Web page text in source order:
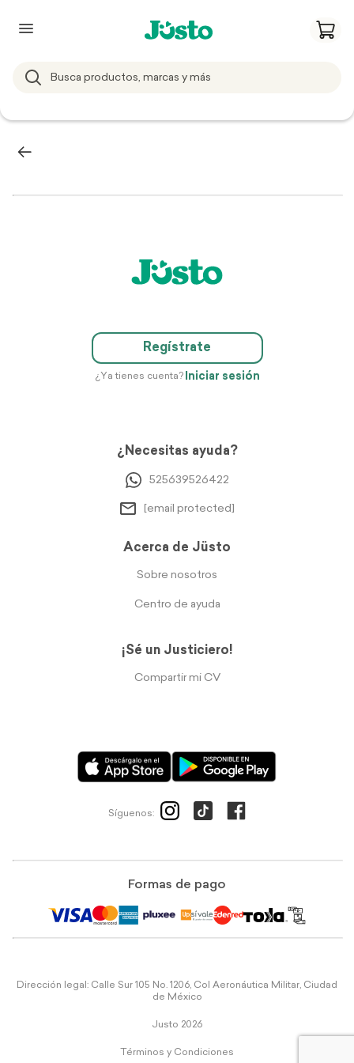
Regístrate
¿Ya tienes cuenta? Iniciar sesión
¿Necesitas ayuda?
525639526422
[email protected]
Acerca de Jüsto
Sobre nosotros
Centro de ayuda
¡Sé un Justiciero!
Compartir mi CV
Síguenos:
Formas de pago
Dirección legal: Calle Sur 105 No. 1206, Col Aeronáutica Militar, Ciudad
de México
Justo 2026
Términos y Condiciones